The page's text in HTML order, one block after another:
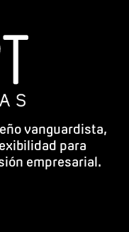
vanguardista,
para
empresarial.